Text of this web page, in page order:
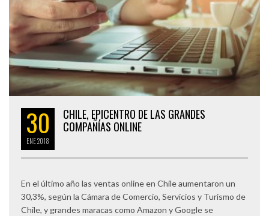
30
ENE2018
CHILE, EPICENTRO DE LAS GRANDES
COMPAÑÍAS ONLINE
En el último año las ventas online en Chile aumentaron un
30,3%, según la Cámara de Comercio, Servicios y Turismo de
Chile, y grandes maracas como Amazon y Google se